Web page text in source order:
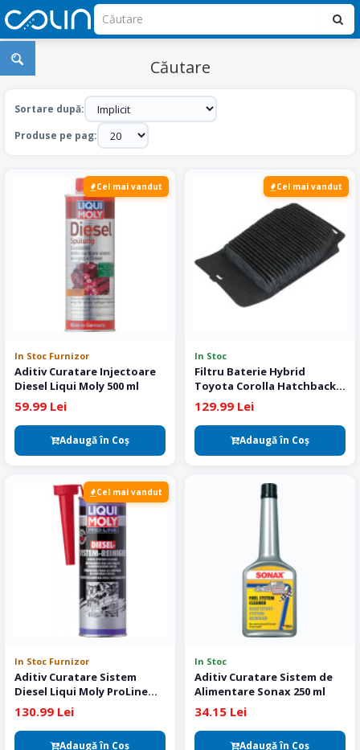
Căutare
Sortare după:
Produse pe pag:
Cel mai vandut
In Stoc Furnizor
Aditiv Curatare Injectoare
Diesel Liqui Moly 500 ml
59.99 Lei
Adaugă în Coş
Cel mai vandut
In Stoc
Filtru Baterie Hybrid
Toyota Corolla Hatchback,
Sedan, SW, Cross Original
129.99 Lei
Adaugă în Coş
Cel mai vandut
In Stoc Furnizor
Aditiv Curatare Sistem
Diesel Liqui Moly ProLine
500 ml
130.99 Lei
Adaugă în Coş
In Stoc
Aditiv Curatare Sistem de
Alimentare Sonax 250 ml
34.15 Lei
Adaugă în Coş